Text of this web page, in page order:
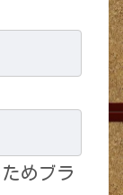
めブラ